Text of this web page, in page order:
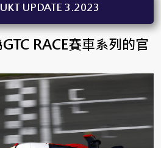
UPDATE 3.2023
RACE賽車系列的官